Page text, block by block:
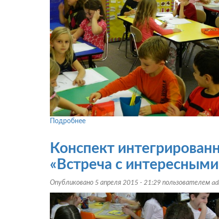
группе:
«Путешествие
по
морю»
Подробнее
для
детей
старшего
дошкольного
«Все
живое
Конспект
«Встреча с
Опубликовано 5 апреля 2015 - 21:29 пользователем